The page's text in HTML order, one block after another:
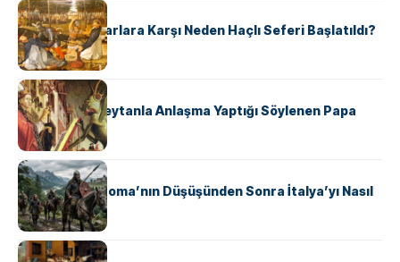
KÜLTÜR
Avrupalı ​​Katharlara Karşı Neden Haçlı Seferi Başlatıldı?
KÜLTÜR
II. Silvester: Şeytanla Anlaşma Yaptığı Söylenen Papa
KÜLTÜR
Ostrogotlar Roma’nın Düşüşünden Sonra İtalya’yı Nasıl
Ele Geçirdi?
KÜLTÜR